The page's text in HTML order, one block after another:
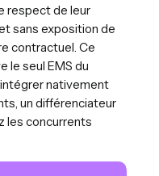
respect de leur
sans exposition de
contractuel. Ce
le seul EMS du
nativement
un différenciateur
les concurrents